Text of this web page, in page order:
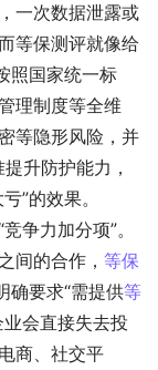
一次数据泄露或
等保测评就像给
照国家统一标
理制度等全维
等隐形风险，并
升防护能力，
”的效果。
争力加分项”。
间的合作， 等保
确要求“需提供等
会直接失去投
商、社交平